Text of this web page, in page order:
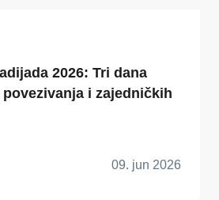
2026: Tri dana
i zajedničkih
09. jun 2026